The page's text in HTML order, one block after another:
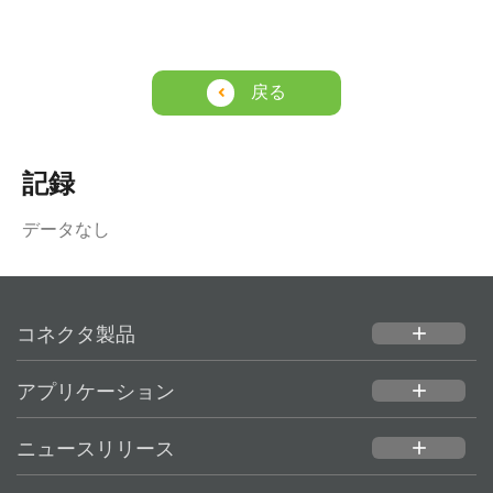
戻る
記録
データなし
コネクタ製品 add
アプリケーション add
ニュースリリース add